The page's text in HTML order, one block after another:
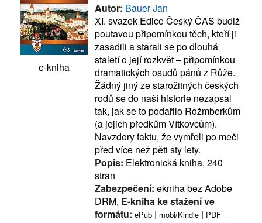
e-kniha
Autor: Bauer Jan
XI. svazek Edice Český ČAS budiž
poutavou připomínkou těch, kteří ji
zasadili a starali se po dlouhá
staletí o její rozkvět – připomínkou
dramatických osudů pánů z Růže.
Žádný jiný ze starožitných českých
rodů se do naší historie nezapsal
tak, jak se to podařilo Rožmberkům
(a jejich předkům Vítkovcům).
Navzdory faktu, že vymřeli po meči
před více než pěti sty lety.
Popis: Elektronická kniha, 240
stran
Zabezpečení: ekniha bez Adobe
DRM, E-kniha ke stažení ve
formátu: ePub | mobi/Kindle | PDF